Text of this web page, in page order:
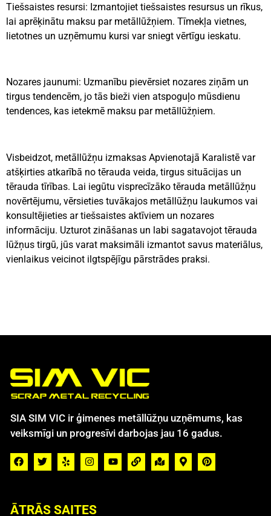
Tiešsaistes resursi: Izmantojiet tiešsaistes resursus un rīkus,
lai aprēķinātu maksu par metāllūžņiem. Tīmekļa vietnes,
lietotnes un uzņēmumu kursi var sniegt vērtīgu ieskatu.
Nozares jaunumi: Uzmanību pievērsiet nozares ziņām un
tirgus tendencēm, jo tās bieži vien atspoguļo mūsdienu
tendences, kas ietekmē maksu par metāllūžņiem.
Visbeidzot, metāllūžņu izmaksas Apvienotajā Karalistē var
atšķirties atkarībā no tērauda veida, tirgus situācijas un
tērauda tīrības. Lai iegūtu visprecīzāko tērauda metāllūžņu
novērtējumu, vērsieties tuvākajos metāllūžņu laukumos vai
konsultējieties ar tiešsaistes aktīviem un nozares
informāciju. Uzturot zināšanas un labi sagatavojot tērauda
lūžņus tirgū, jūs varat maksimāli izmantot savus materiālus,
vienlaikus veicinot ilgtspējīgu pārstrādes praksi.
SIA SIM VIC ir ģimenes metāllūžņu uzņēmums, kas
veiksmīgi un progresīvi darbojas jau 16 gadus.
ĀTRĀS SAITES